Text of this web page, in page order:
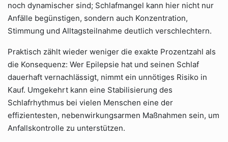
noch dynamischer sind; Schlafmangel kann hier nicht nur
Anfälle begünstigen, sondern auch Konzentration,
Stimmung und Alltagsteilnahme deutlich verschlechtern.
Praktisch zählt wieder weniger die exakte Prozentzahl als
die Konsequenz: Wer Epilepsie hat und seinen Schlaf
dauerhaft vernachlässigt, nimmt ein unnötiges Risiko in
Kauf. Umgekehrt kann eine Stabilisierung des
Schlafrhythmus bei vielen Menschen eine der
effizientesten, nebenwirkungsarmen Maßnahmen sein, um
Anfallskontrolle zu unterstützen.